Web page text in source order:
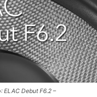
ELAC Debut F6.2 –